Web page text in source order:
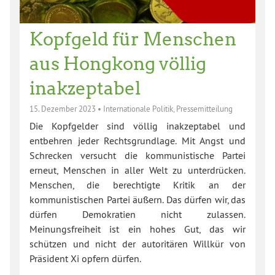
Kopfgeld für Menschen
aus Hongkong völlig
inakzeptabel
15. Dezember 2023 • Internationale Politik Pressemitteilung
Die Kopfgelder sind völlig inakzeptabel und
entbehren jeder Rechtsgrundlage. Mit Angst und
Schrecken versucht die kommunistische Partei
erneut, Menschen in aller Welt zu unterdrücken.
Menschen, die berechtigte Kritik an der
kommunistischen Partei äußern. Das dürfen wir, das
dürfen Demokratien nicht zulassen.
Meinungsfreiheit ist ein hohes Gut, das wir
schützen und nicht der autoritären Willkür von
Präsident Xi opfern dürfen.